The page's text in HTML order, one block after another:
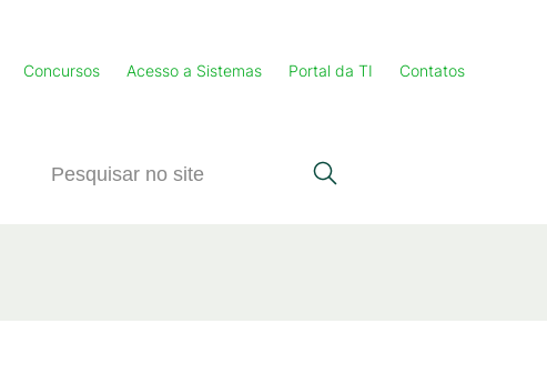
Concursos Acesso a Sistemas Portal da TI Contatos